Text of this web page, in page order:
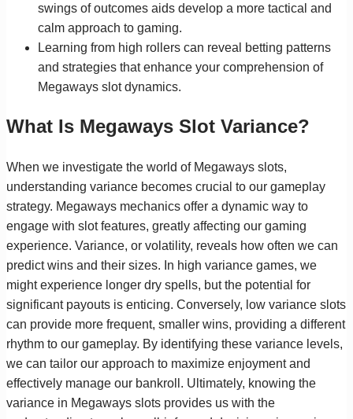
swings of outcomes aids develop a more tactical and
calm approach to gaming.
Learning from high rollers can reveal betting patterns
and strategies that enhance your comprehension of
Megaways slot dynamics.
What Is Megaways Slot Variance?
When we investigate the world of Megaways slots,
understanding variance becomes crucial to our gameplay
strategy. Megaways mechanics offer a dynamic way to
engage with slot features, greatly affecting our gaming
experience. Variance, or volatility, reveals how often we can
predict wins and their sizes. In high variance games, we
might experience longer dry spells, but the potential for
significant payouts is enticing. Conversely, low variance slots
can provide more frequent, smaller wins, providing a different
rhythm to our gameplay. By identifying these variance levels,
we can tailor our approach to maximize enjoyment and
effectively manage our bankroll. Ultimately, knowing the
variance in Megaways slots provides us with the